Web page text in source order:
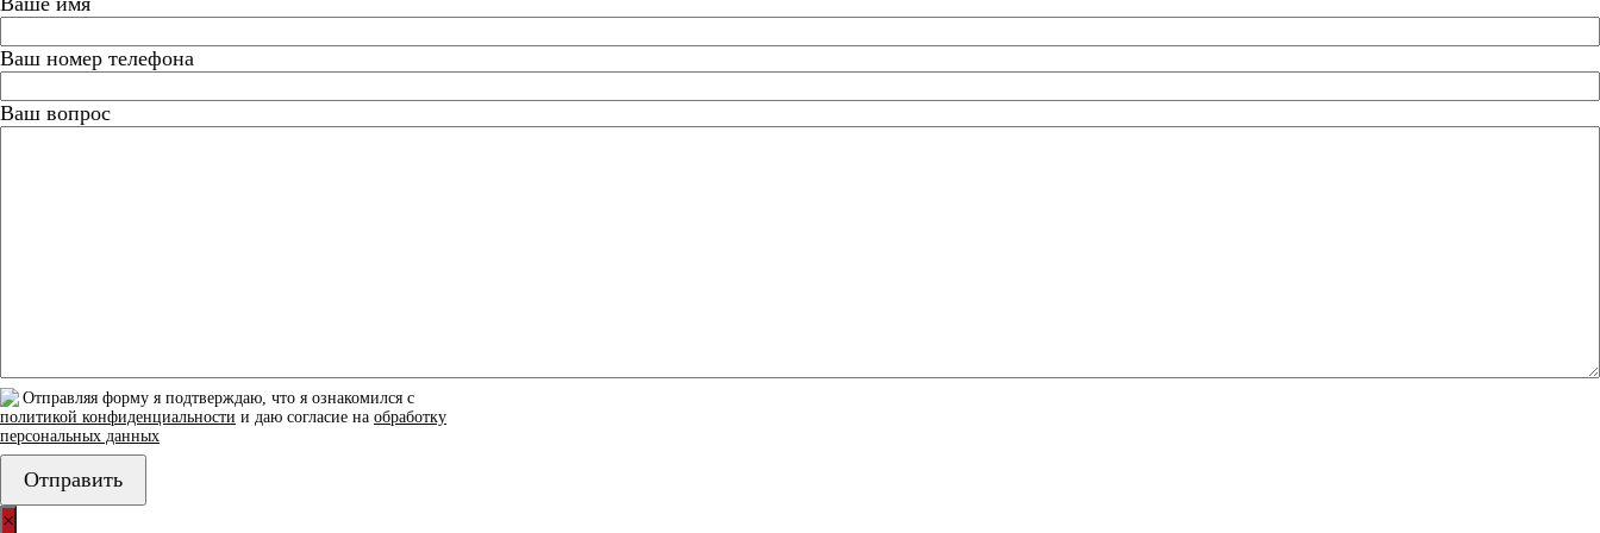
Ваш номер телефона
Ваш вопрос
Отправляя форму я подтверждаю, что я ознакомился с
политикой конфиденциальности и даю согласие на обработку
персональных данных
×